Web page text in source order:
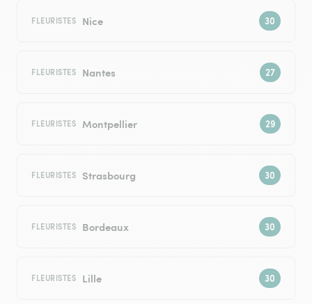
FLEURISTES Nice
FLEURISTES Nantes
FLEURISTES Montpellier
FLEURISTES Strasbourg
FLEURISTES Bordeaux
FLEURISTES Lille